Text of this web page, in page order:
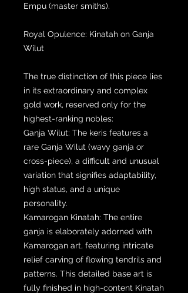
Empu (master smiths).
Royal Opulence: Kinatah on Ganja
Wilut
The true distinction of this piece lies
in its extraordinary and complex
gold work, reserved only for the
highest-ranking nobles:
Ganja Wilut: The keris features a
rare Ganja Wilut (wavy ganja or
cross-piece), a difficult and unusual
variation that signifies adaptability,
high status, and a unique
personality.
Kamarogan Kinatah: The entire
ganja is elaborately adorned with
Kamarogan art, featuring intricate
relief carving of flowing tendrils and
patterns. This detailed base art is
fully finished in high-content Kinatah